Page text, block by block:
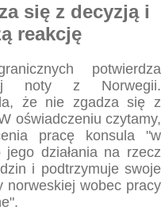
się z decyzją i
reakcję
potwierdza
noty z Norwegii.
że nie zgadza się z
oświadczeniu czytamy,
pracę konsula "w
działania na rzecz
i podtrzymuje swoje
norweskiej wobec pracy